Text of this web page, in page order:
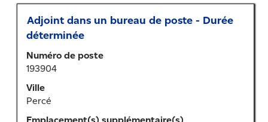
Titre
Adjoint dans un bureau de poste - Durée
déterminée
Numéro de poste
193904
Ville
Percé
Sélectionner
au
de
la
barre
d’espacement